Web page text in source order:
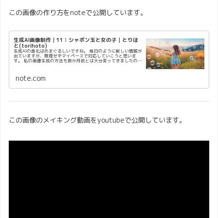
この画像の作り方をnoteで公開しています。
生成AI画像制作｜11：シャボン玉と女の子｜とりほ
と(torihoto)
生成AIの進化はめまぐるしいですね。 毎日のように新しい情報が
出ていますが、無理せずマイペースで対応していこうと思いま
す。 私の画像生成の方法も数か月前とは大分変ってきましたの
note.com
この画像のメイキング動画をyoutubeで公開しています。